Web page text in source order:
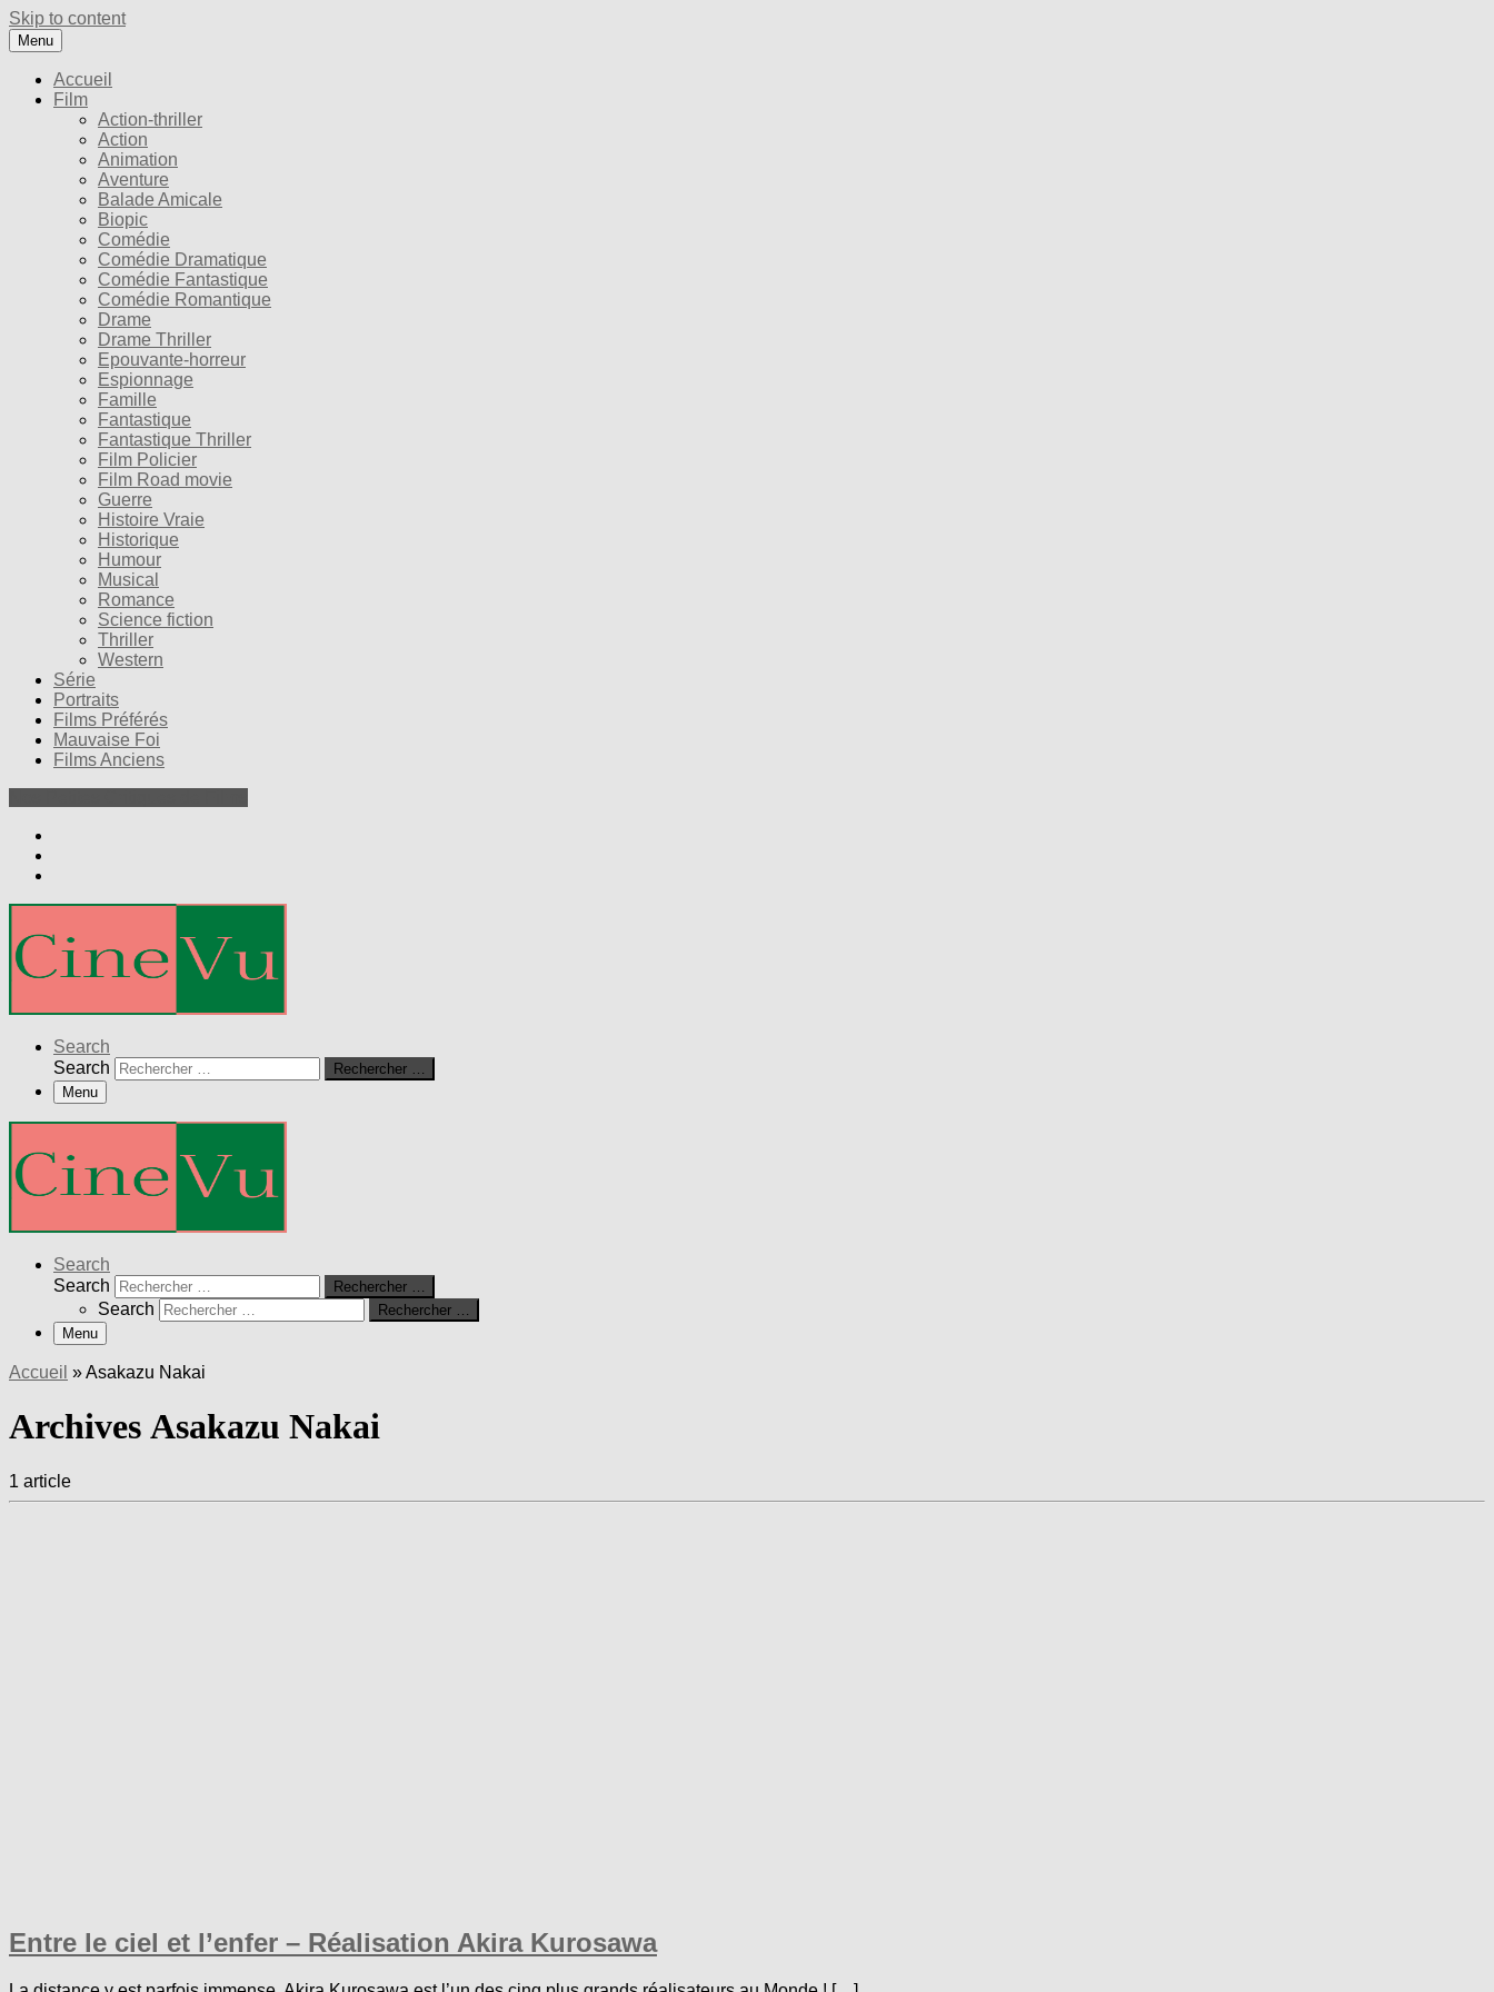
Skip to content
Menu
Accueil
Film
Action-thriller
Action
Animation
Aventure
Balade Amicale
Biopic
Comédie
Comédie Dramatique
Comédie Fantastique
Comédie Romantique
Drame
Drame Thriller
Epouvante-horreur
Espionnage
Famille
Fantastique
Fantastique Thriller
Film Policier
Film Road movie
Guerre
Histoire Vraie
Historique
Humour
Musical
Romance
Science fiction
Thriller
Western
Série
Portraits
Films Préférés
Mauvaise Foi
Films Anciens
Search
Search
Rechercher …
Menu
Search
Search
Rechercher …
Search
Rechercher …
Menu
Accueil »Asakazu Nakai
Archives Asakazu Nakai
1 article
Entre le ciel et l’enfer – Réalisation Akira Kurosawa